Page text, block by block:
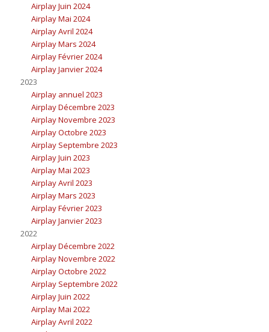
Airplay Juin 2024
Airplay Mai 2024
Airplay Avril 2024
Airplay Mars 2024
Airplay Février 2024
Airplay Janvier 2024
2023
Airplay annuel 2023
Airplay Décembre 2023
Airplay Novembre 2023
Airplay Octobre 2023
Airplay Septembre 2023
Airplay Juin 2023
Airplay Mai 2023
Airplay Avril 2023
Airplay Mars 2023
Airplay Février 2023
Airplay Janvier 2023
2022
Airplay Décembre 2022
Airplay Novembre 2022
Airplay Octobre 2022
Airplay Septembre 2022
Airplay Juin 2022
Airplay Mai 2022
Airplay Avril 2022